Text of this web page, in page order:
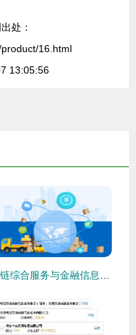
处：
16.html
13:05:56